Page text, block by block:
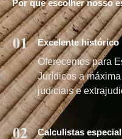
Por que escolher nosso
Excelente histórico
Oferecemos para
Jurídicos a
judiciais e
Calculistas